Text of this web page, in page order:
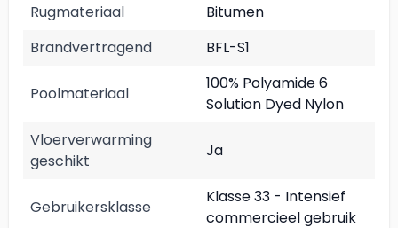
Rugmateriaal
Bitumen
Brandvertragend
BFL-S1
Poolmateriaal
100% Polyamide 6
Solution Dyed Nylon
Vloerverwarming
geschikt
Ja
Gebruikersklasse
Klasse 33 - Intensief
commercieel gebruik